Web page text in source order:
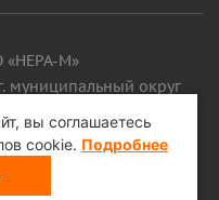
«НЕРА-М»
муниципальный округ
д. 25, стр. 97, ИНН
вы соглашаетесь
cookie. Подробнее